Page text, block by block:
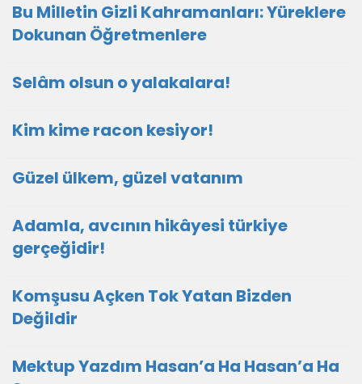
Bu Milletin Gizli Kahramanları: Yüreklere
Dokunan Öğretmenlere
Selâm olsun o yalakalara!
Kim kime racon kesiyor!
Güzel ülkem, güzel vatanım
Adamla, avcının hikâyesi türkiye
gerçeğidir!
Komşusu Açken Tok Yatan Bizden
Değildir
Mektup Yazdım Hasan’a Ha Hasan’a Ha